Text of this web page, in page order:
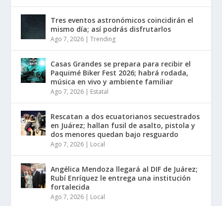
Tres eventos astronómicos coincidirán el
mismo día; así podrás disfrutarlos
Ago 7, 2026 |Trending
Casas Grandes se prepara para recibir el
Paquimé Biker Fest 2026; habrá rodada,
música en vivo y ambiente familiar
Ago 7, 2026 | Estatal
Rescatan a dos ecuatorianos secuestrados
en Juárez; hallan fusil de asalto, pistola y
dos menores quedan bajo resguardo
Ago 7, 2026 | Local
Angélica Mendoza llegará al DIF de Juárez;
Rubí Enríquez le entrega una institución
fortalecida
Ago 7, 2026 | Local